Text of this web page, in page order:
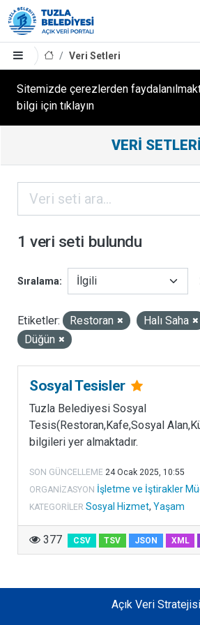
Veri Setleri
Sitemizde çerezlerden
bilgi için tıklayın
Sonuçları
ORGANIZASYONLAR
KATEGORILER
ETIKETLER
LISANSLAR
VERI SETLERI
1 veri seti bulundu
Sıralama
Etiketler: Restoran Halı Saha
Düğün
Sosyal Tesisler
Tuzla Belediyesi Sosyal
Tesis(Restoran,Kafe,Sosyal
bilgileri yer almaktadır.
SON GÜNCELLEME 24 Ocak 2025, 10:55
ORGANIZASYON İşletme ve İştirakler
KATEGORILER Sosyal Hizmet, Yaşam
377 CSV TSV JSON XML
Açık Veri Stratejisi